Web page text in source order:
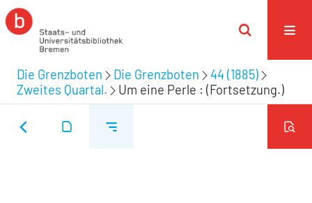
Die Grenzboten Die Grenzboten
44 (1885)
Zweites Quartal.
Um eine Perle : (Fortsetzung.)